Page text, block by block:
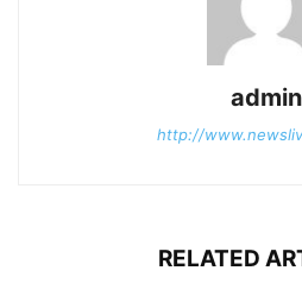
admin
http://
RELATED